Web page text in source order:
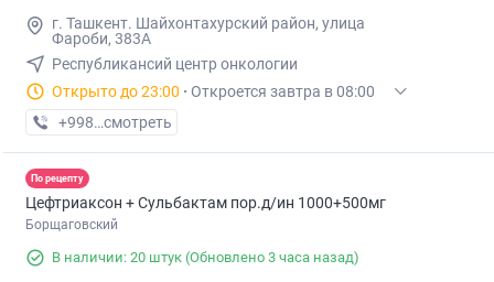
г. Ташкент. Шайхонтахурский район, улица
Фароби, 383А
Республикансий центр онкологии
Открыто до 23:00 · Откроется завтра в 08:00
+998 (99) XXX-XX-XX
смотреть
По рецепту
Цефтриаксон + Сульбактам пор.д/ин 1000+500мг
Борщаговский
В наличии: 20 штук (Обновлено 3 часа назад)